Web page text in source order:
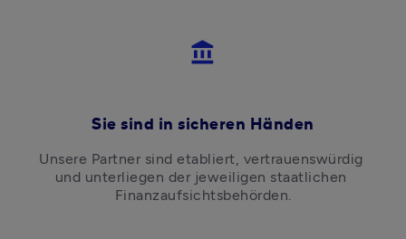
account_balance
Sie sind in sicheren Händen
Unsere Partner sind etabliert, vertrauenswürdig
und unterliegen der jeweiligen staatlichen
Finanzaufsichtsbehörden.